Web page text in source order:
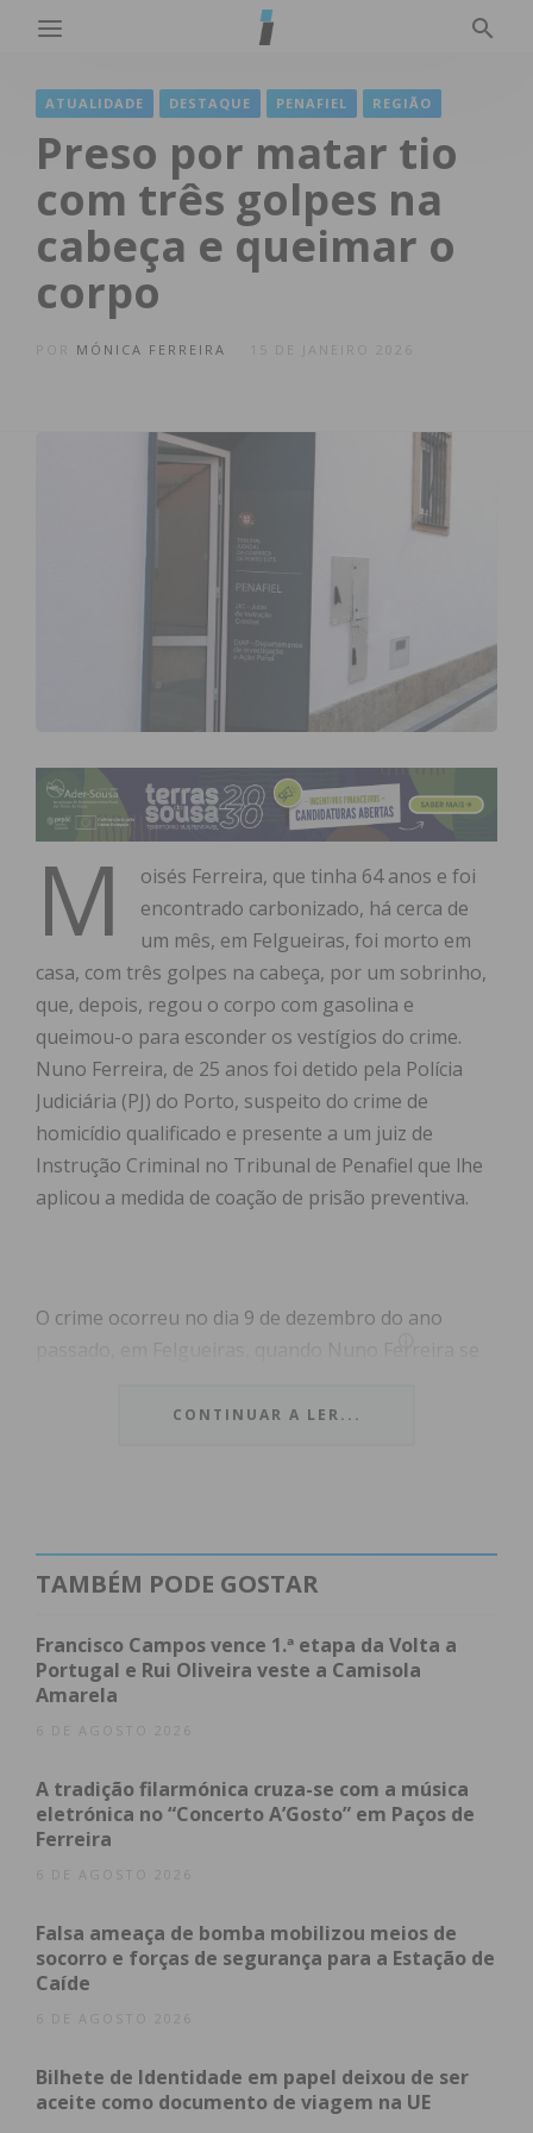
ATUALIDADE DESTAQUE PENAFIEL REGIÃO
Preso por matar tio
com três golpes na
cabeça e queimar o
corpo
MÓNICA FERREIRA 15 DE JANEIRO 2026
M
oisés Ferreira, que tinha 64 anos e foi
encontrado carbonizado, há cerca de
um mês, em Felgueiras, foi morto em
casa, com três golpes na cabeça, por um sobrinho,
que, depois, regou o corpo com gasolina e
queimou-o para esconder os vestígios do crime.
Nuno Ferreira, de 25 anos foi detido pela Polícia
Judiciária (PJ) do Porto, suspeito do crime de
homicídio qualificado e presente a um juiz de
Instrução Criminal no Tribunal de Penafiel que lhe
aplicou a medida de coação de prisão preventiva.
O crime ocorreu no dia 9 de dezembro do ano
motivo fútil”, na casa em que o sexagenário
que acabou por ser fatal para o idoso. Contudo,
vive na freguesia vizinha de Torrados, também em
Felgueiras, é apontado como uma pessoa violenta,
tendo já estado detido e com medida de coação de
vigilância eletrónica, por crimes de violência
Na sequência do desentendimento, Nuno Ferreira
golpes na cabeça do tio, provocando-lhe a morte. Já
com o homem cadáver, regou o corpo com
gasolina, pegando-lhe fogo de seguida, como
forma de apagar os vestígios do crime e dificultar a
O corpo carbonizado de Moisés Ferreira, só foi
CONTINUAR A LER...
TAMBÉM PODE GOSTAR
Francisco Campos vence 1.ª etapa da Volta a
Portugal e Rui Oliveira veste a Camisola
Amarela
6 DE AGOSTO 2026
A tradição filarmónica cruza-se com a música
eletrónica no “Concerto A’Gosto” em Paços de
Ferreira
6 DE AGOSTO 2026
Falsa ameaça de bomba mobilizou meios de
socorro e forças de segurança para a Estação de
Caíde
6 DE AGOSTO 2026
Bilhete de Identidade em papel deixou de ser
aceite como documento de viagem na UE